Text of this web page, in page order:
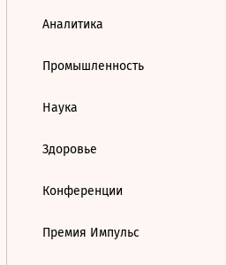
Аналитика
Промышленность
Наука
Здоровье
Конференции
Премия Импульс